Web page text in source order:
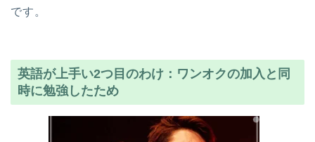
です。
英語が上手い2つ目のわけ：ワンオクの加入と同
時に勉強したため